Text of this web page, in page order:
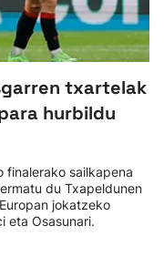
txartelak
hurbildu
finalerako sailkapena
du Txapeldunen
jokatzeko
eta Osasunari.